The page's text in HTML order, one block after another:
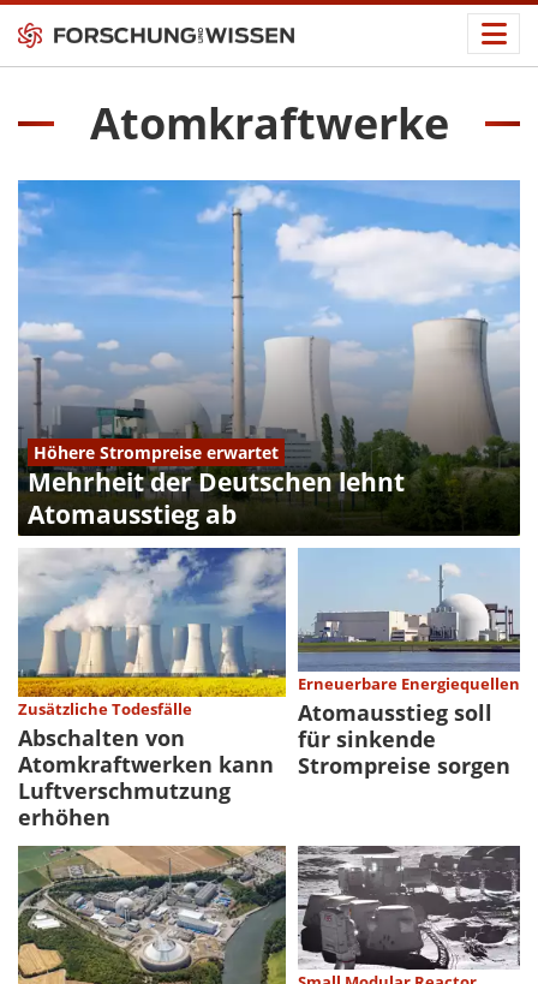
Atomkraftwerke
Höhere Strompreise erwartet
Mehrheit der Deutschen lehnt
Atomausstieg ab
Zusätzliche Todesfälle
Abschalten von
Atomkraftwerken kann
Luftverschmutzung
erhöhen
Erneuerbare Energiequellen
Atomausstieg soll
für sinkende
Strompreise sorgen